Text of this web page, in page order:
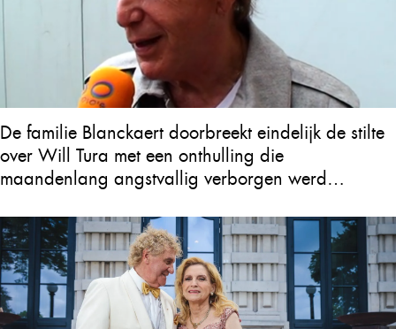
De familie Blanckaert doorbreekt eindelijk de stilte
over Will Tura met een onthulling die
maandenlang angstvallig verborgen werd